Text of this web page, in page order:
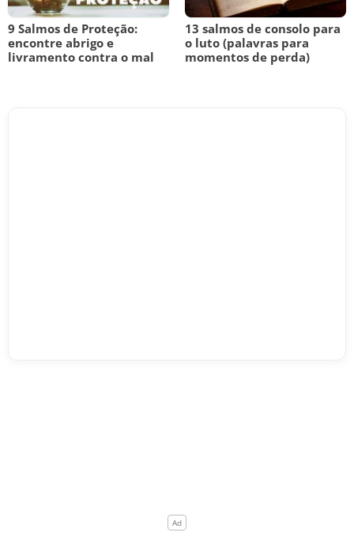
9 Salmos de Proteção:
encontre abrigo e
livramento contra o mal
13 salmos de consolo para
o luto (palavras para
momentos de perda)